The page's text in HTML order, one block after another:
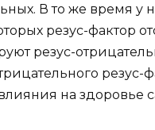
В то же время у
резус-фактор
резус-
резус-
на здоровье